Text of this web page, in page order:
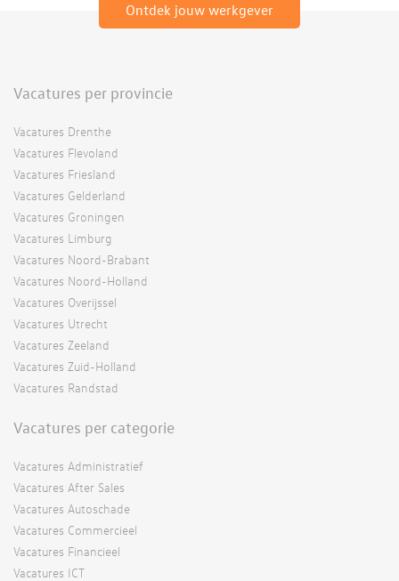
Vacatures per provincie
Vacatures Drenthe
Vacatures Flevoland
Vacatures Friesland
Vacatures Gelderland
Vacatures Groningen
Vacatures Limburg
Vacatures Noord-Brabant
Vacatures Noord-Holland
Vacatures Overijssel
Vacatures Utrecht
Vacatures Zeeland
Vacatures Zuid-Holland
Vacatures Randstad
Vacatures per categorie
Vacatures Administratief
Vacatures After Sales
Vacatures Autoschade
Vacatures Commercieel
Vacatures Financieel
Vacatures ICT
Ontdek jouw werkgever